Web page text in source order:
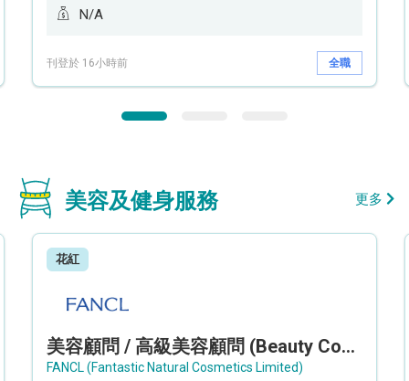
N/A
刊登於 16小時前 全職
美容及健身服務 更多
花紅
美容顧問 / 高級美容顧問 (Beauty Consultant / Senior Beauty Consultant)
FANCL (Fantastic Natural Cosmetics Limited)